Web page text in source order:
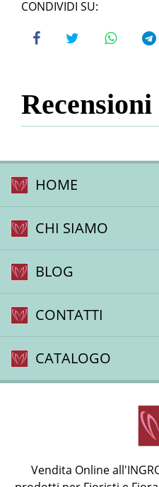
CONDIVIDI SU:
Recensioni
HOME
CHI SIAMO
BLOG
CONTATTI
CATALOGO
Vendita Online